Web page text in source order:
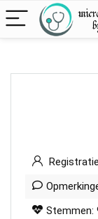
Stemmen: